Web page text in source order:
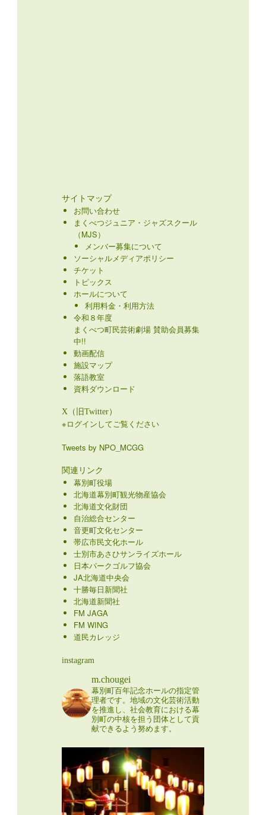
サイトマップ
お問い合わせ
まくべつジュニア・ジャズスクール
（MJS）
メンバー募集について
ソーシャルメディアポリシー
チケット
トピックス
ホールについて
利用料金・利用方法
令和８年度
まくべつ町民芸術劇場 賛助会員募集
中!!
動画配信
施設マップ
落語教室
資料ダウンロード
X（旧Twitter）
※ログインしてご覧ください
Tweets by NPO_MCGG
関連リンク
幕別町役場
北海道幕別町観光物産協会
北海道文化財団
自治総合センター
音更町文化センター
帯広市民文化ホール
士別市あさひサンライズホール
日本パークゴルフ協会
JA北海道中央会
十勝毎日新聞社
北海道新聞社
FM JAGA
FM WING
道民カレッジ
instagram
m.chougei
幕別町百年記念ホールの指定管
理者です。地域の文化芸術活動
を推進し、社会教育における幕
別町の中核を担う団体として貢
献できるよう努めます。